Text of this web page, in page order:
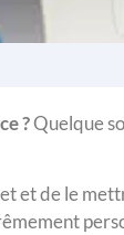
?Quelque
et de le